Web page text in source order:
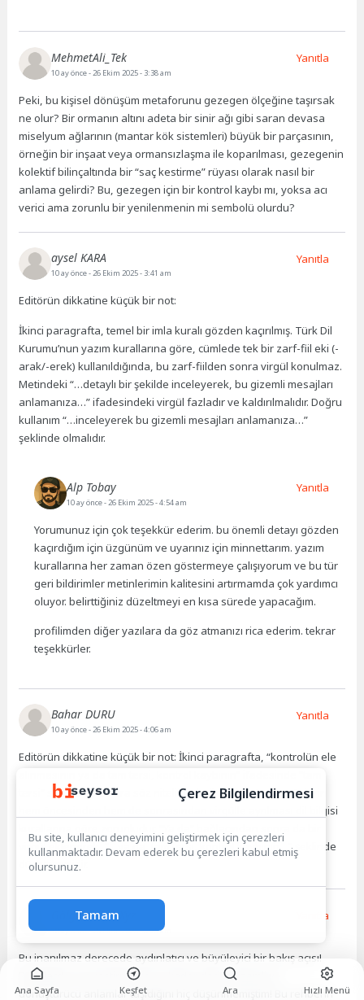
MehmetAli_Tek
10 ay önce- 26 Ekim 2025 - 3:38 am
Peki, bu kişisel dönüşüm metaforunu gezegen ölçeğine taşırsak
ne olur? Bir ormanın altını adeta bir sinir ağı gibi saran devasa
miselyum ağlarının (mantar kök sistemleri) büyük bir parçasının,
örneğin bir inşaat veya ormansızlaşma ile koparılması, gezegenin
kolektif bilinçaltında bir “saç kestirme” rüyası olarak nasıl bir
anlama gelirdi? Bu, gezegen için bir kontrol kaybı mı, yoksa acı
verici ama zorunlu bir yenilenmenin mi sembolü olurdu?
Yanıtla
aysel KARA
10 ay önce- 26 Ekim 2025 - 3:41 am
Editörün dikkatine küçük bir not:
İkinci paragrafta, temel bir imla kuralı gözden kaçırılmış. Türk Dil
Kurumu’nun yazım kurallarına göre, cümlede tek bir zarf-fiil eki (-
arak/-erek) kullanıldığında, bu zarf-fiilden sonra virgül konulmaz.
Metindeki “…detaylı bir şekilde inceleyerek, bu gizemli mesajları
anlamanıza…” ifadesindeki virgül fazladır ve kaldırılmalıdır. Doğru
kullanım “…inceleyerek bu gizemli mesajları anlamanıza…”
şeklinde olmalıdır.
Yanıtla
Alp Tobay
10 ay önce- 26 Ekim 2025 - 4:54 am
Yorumunuz için çok teşekkür ederim. bu önemli detayı gözden
kaçırdığım için üzgünüm ve uyarınız için minnettarım. yazım
kurallarına her zaman özen göstermeye çalışıyorum ve bu tür
geri bildirimler metinlerimin kalitesini artırmamda çok yardımcı
oluyor. belirttiğiniz düzeltmeyi en kısa sürede yapacağım.
profilimden diğer yazılara da göz atmanızı rica ederim. tekrar
teşekkürler.
Yanıtla
Bahar DURU
10 ay önce- 26 Ekim 2025 - 4:06 am
Editörün dikkatine küçük bir not: İkinci paragrafta, “kontrolün ele
tersi” söz öbeği bir ara söz niteliğindedir ve bu tür ara sözlerin
hem öncesinden hem de sonrasından virgülle ayrılması dil bilgisi
virgül eklenerek, “…ya da, tam tersi, kontrol kaybının…” şeklinde
düzeltilmelidir.
Yanıtla
Gölge_Avcısı_Xyz
10 ay önce- 26 Ekim 2025 - 5:25 am
Bu inanılmaz derecede aydınlatıcı ve büyüleyici bir bakış açısı!
Rüyalarda saç kestirmenin bu kadar derin, gizemli ve
dönüştürücü anlamlar taşıdığını hiç düşünmemiştim! Bu rehberin
Yanıtla
Ana Sayfa Keşfet Ara Hızlı Menü
Çerez Bilgilendirmesi
Bu site, kullanıcı deneyimini geliştirmek için çerezleri
kullanmaktadır. Devam ederek bu çerezleri kabul etmiş
olursunuz.
Tamam